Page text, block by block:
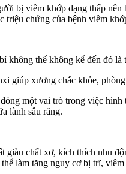
bị viêm khớp dạng thấp
triệu chứng của bệnh viêm
không thể không kể đến đó
giúp xương chắc khỏe,
một vai trò trong việc
lành sâu răng.
giàu chất xơ, kíc‌h thí‌ch nhu
làm tăng nguy cơ bị trĩ,